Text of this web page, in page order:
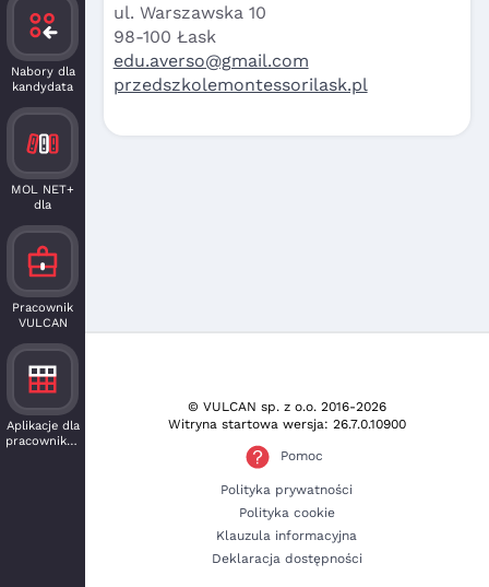
Nabory dla
kandydata
MOL NET+
dla
Pracownik
VULCAN
Aplikacje dla
pracowników
ul. Warszawska 10
98-100 Łask
edu.averso@gmail.com
przedszkolemontessorilask.pl
© VULCAN sp. z o.o.2016-2026
Witryna startowa wersja: 26.7.0.10900
Pomoc
Polityka prywatności
Polityka cookie
Klauzula informacyjna
Deklaracja dostępności